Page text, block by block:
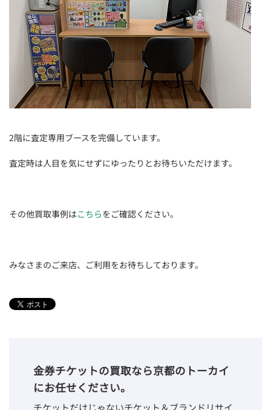
2階に査定専用ブースを完備しています。
査定時は人目を気にせずにゆったりとお待ちいただけます。
その他買取事例はこちらをご確認ください。
みなさまのご来店、ご利用をお待ちしております。
金券チケットの買取なら京都のトーカイ
にお任せください。
チケットだけじゃないチケット＆ブランドリサイ